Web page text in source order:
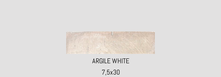
ARGILE WHITE
7,5x30